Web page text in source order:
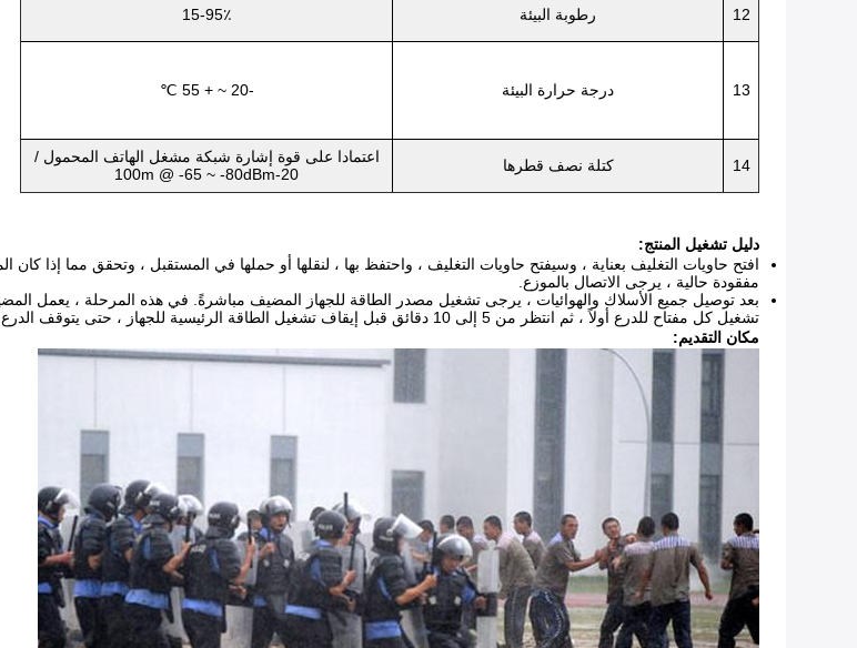
12 رطوبة البيئة 15-95٪
13 درجة حرارة البيئة -20 ~ + 55 ℃
14 كتلة نصف قطرها
اعتمادا على قوة إشارة شبكة مشغل الهاتف المحمول /
20-100m @ -65 ~ -80dBm
دليل تشغيل المنتج:
افتح حاويات التغليف بعناية ، وسيفتح حاويات التغليف ، واحتفظ بها ، لنقلها أو حملها في المستقبل ، وتحقق مما إذا
مفقودة حالية ، يرجى الاتصال بالموزع.
بعد توصيل جميع الأسلاك والهوائيات ، يرجى تشغيل مصدر الطاقة للجهاز المضيف مباشرةً. في هذه المرحلة ، يعمل
تشغيل كل مفتاح للدرع أولاً ، ثم انتظر من 5 إلى 10 دقائق قبل إيقاف تشغيل الطاقة الرئيسية للجهاز ، حتى يتوقف الدرع عن العمل.
مكان التقديم: